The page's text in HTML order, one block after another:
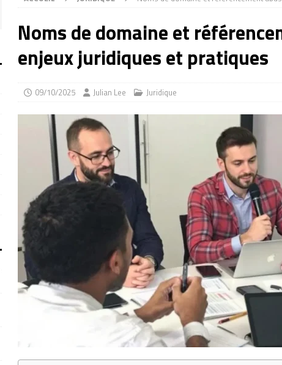
Noms de domaine et
enjeux juridiques et pratiques
09/10/2025 Julian Lee Juridique